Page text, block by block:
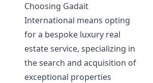
Choosing Gadait
International means opting
for a bespoke luxury real
estate service, specializing in
the search and acquisition of
exceptional properties